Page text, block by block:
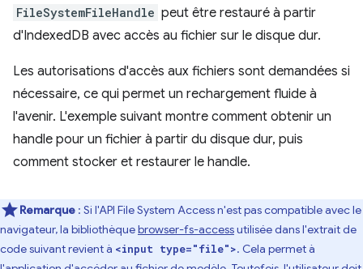
FileSystemFileHandle peut être restauré à partir
d'IndexedDB avec accès au fichier sur le disque dur.
Les autorisations d'accès aux fichiers sont demandées si
nécessaire, ce qui permet un rechargement fluide à
l'avenir. L'exemple suivant montre comment obtenir un
handle pour un fichier à partir du disque dur, puis
comment stocker et restaurer le handle.
Remarque : Si l'API File System Access n'est pas compatible avec le
navigateur, la bibliothèquebrowser-fs-accessutilisée dans l'extrait de
code suivant revient à <input type="file">. Cela permet à